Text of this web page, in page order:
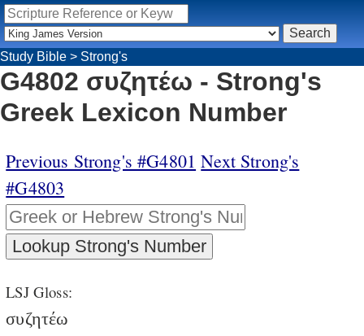
Study Bible > Strong's
G4802 συζητέω - Strong's
Greek Lexicon Number
Previous Strong's #G4801 Next Strong's
#G4803
LSJ Gloss:
συζητέω